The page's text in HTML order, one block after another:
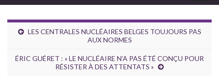
LES CENTRALES NUCLÉAIRES BELGES TOUJOURS PAS
AUX NORMES
ÉRIC GUÉRET : « LE NUCLÉAIRE N’A PAS ÉTÉ CONÇU POUR
RÉSISTER À DES ATTENTATS »